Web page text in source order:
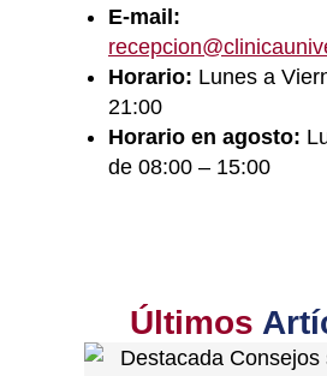
E-mail:
Horario: Lunes a
21:00
Horario en agosto:
de 08:00 – 15:00
Últimos